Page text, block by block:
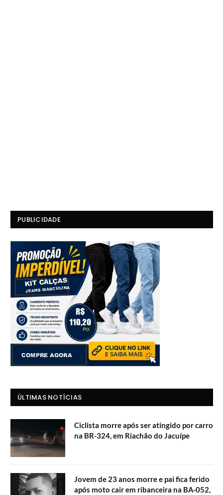
PUBLICIDADE
ÚLTIMAS NOTÍCIAS
Ciclista morre após ser atingido por carro
na BR-324, em Riachão do Jacuípe
Jovem de 23 anos morre e pai fica ferido
após moto cair em ribanceira na BA-052,